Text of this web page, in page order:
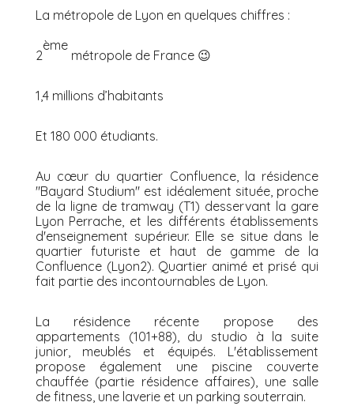
La métropole de Lyon en quelques chiffres :
2
ème
métropole de France 😉
1,4 millions d’habitants
Et 180 000 étudiants.
Au cœur du quartier Confluence, la résidence
"Bayard Studium" est idéalement située, proche
de la ligne de tramway (T1) desservant la gare
Lyon Perrache, et les différents établissements
d'enseignement supérieur. Elle se situe dans le
quartier futuriste et haut de gamme de la
Confluence (Lyon2). Quartier animé et prisé qui
fait partie des incontournables de Lyon.
La résidence récente propose des
appartements (101+88), du studio à la suite
junior, meublés et équipés. L'établissement
propose également une piscine couverte
chauffée (partie résidence affaires), une salle
de fitness, une laverie et un parking souterrain.